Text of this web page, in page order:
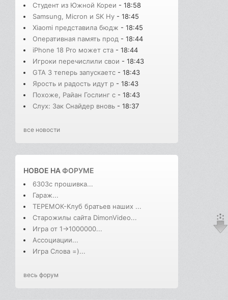
Студент из Южной Кореи - 18:58
Samsung, Micron и SK Hy - 18:45
Xiaomi представила бюдж - 18:45
Оперативная память прод - 18:44
iPhone 18 Pro может ста - 18:44
Игроки перечислили свои - 18:43
GTA 3 теперь запускаетс - 18:43
Ярость и радость идут р - 18:43
Похоже, Райан Гослинг с - 18:43
Слух: Зак Снайдер вновь - 18:37
все новости
НОВОЕ НАФОРУМЕ
6303с прошивка...
Гараж...
ТЕРЕМОК-Клуб братьев наших ...
Старожилы сайта DimonVideo...
Игра от 1->1000000...
Ассоциации...
Игра Слова =)...
весь форум